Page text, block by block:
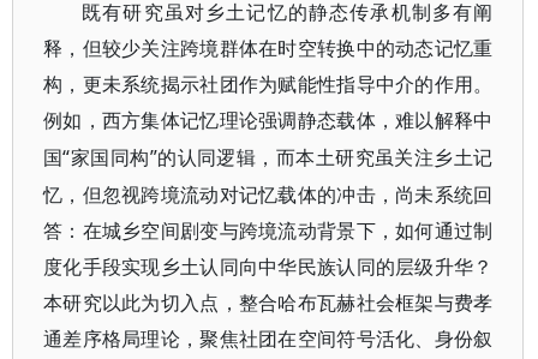
既有研究虽对乡土记忆的静态传承机制多有阐
释，但较少关注跨境群体在时空转换中的动态记忆重
构，更未系统揭示社团作为赋能性指导中介的作用。
例如，西方集体记忆理论强调静态载体，难以解释中
国“家国同构”的认同逻辑，而本土研究虽关注乡土记
忆，但忽视跨境流动对记忆载体的冲击，尚未系统回
答：在城乡空间剧变与跨境流动背景下，如何通过制
度化手段实现乡土认同向中华民族认同的层级升华？
本研究以此为切入点，整合哈布瓦赫社会框架与费孝
通差序格局理论，聚焦社团在空间符号活化、身份叙